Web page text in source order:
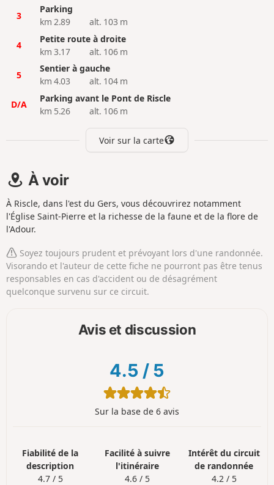
3
Parking
km 2.89
alt. 103 m
4
Petite route à droite
km 3.17
alt. 106 m
5
Sentier à gauche
km 4.03
alt. 104 m
D/A
Parking avant le Pont de Riscle
km 5.26
alt. 106 m
Voir sur la carte
À voir
À Riscle, dans l'est du Gers, vous découvrirez notamment
l'Église Saint-Pierre et la richesse de la faune et de la flore de
l'Adour.
Soyez toujours prudent et prévoyant lors d'une randonnée.
Visorando et l'auteur de cette fiche ne pourront pas être tenus
responsables en cas d'accident ou de désagrément
quelconque survenu sur ce circuit.
Avis et discussion
4.5 / 5
Sur la base de 6 avis
Fiabilité de la
description
4.7 / 5
Facilité à suivre
l'itinéraire
4.6 / 5
Intérêt du circuit
de randonnée
4.2 / 5